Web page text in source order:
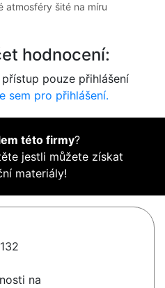
atmosféry šité na míru
hodnocení:
pouze přihlášení
sem pro přihlášení.
této firmy?
jestli můžete získat
materiály!
na